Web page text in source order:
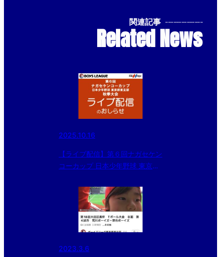
関連記事 --------------
Related News
2025.10.16
【ライブ配信】第６回ナガセケン
コーカップ 日本少年野球 東京都
2023.3.6